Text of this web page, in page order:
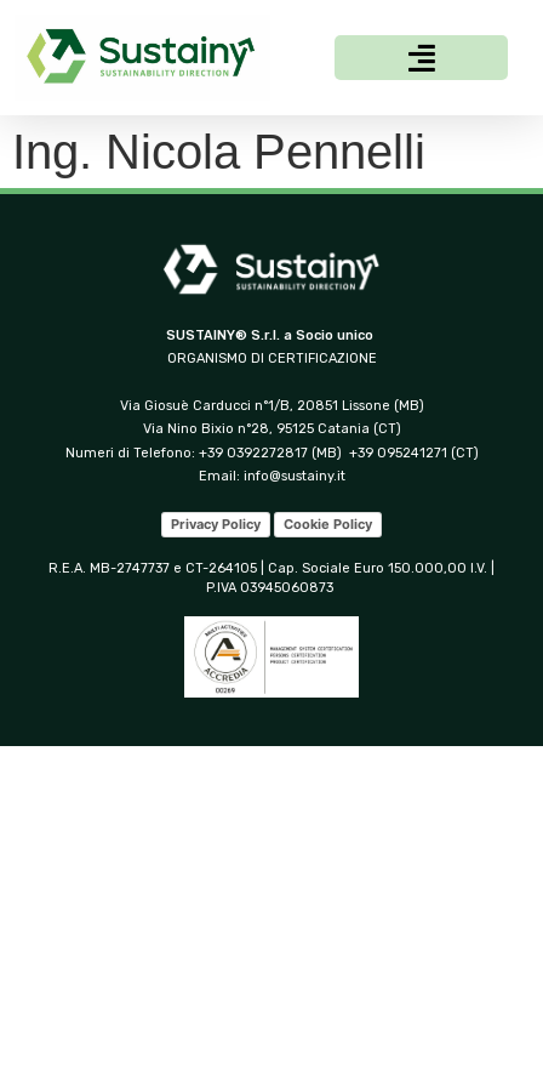
Ing. Nicola Pennelli
SUSTAINY® S.r.l. a Socio unico
ORGANISMO DI CERTIFICAZIONE
Via Giosuè Carducci n°1/B, 20851 Lissone (MB)
Via Nino Bixio n°28, 95125 Catania (CT)
Numeri di Telefono: +39 0392272817 (MB) +39 095241271 (CT)
Email: info@sustainy.it
Privacy Policy Cookie Policy
R.E.A. MB-2747737 e CT-264105 | Cap. Sociale Euro 150.000,00 I.V. |
P.IVA 03945060873